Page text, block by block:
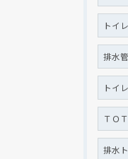
トイ
排水
トイ
ＴＯ
排水